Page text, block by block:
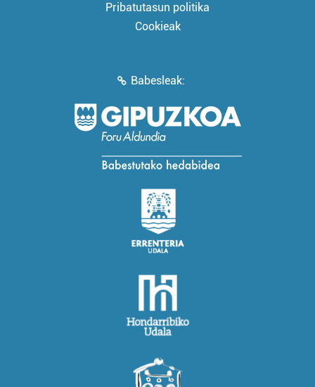
Pribatutasun politika
Cookieak
Babesleak: